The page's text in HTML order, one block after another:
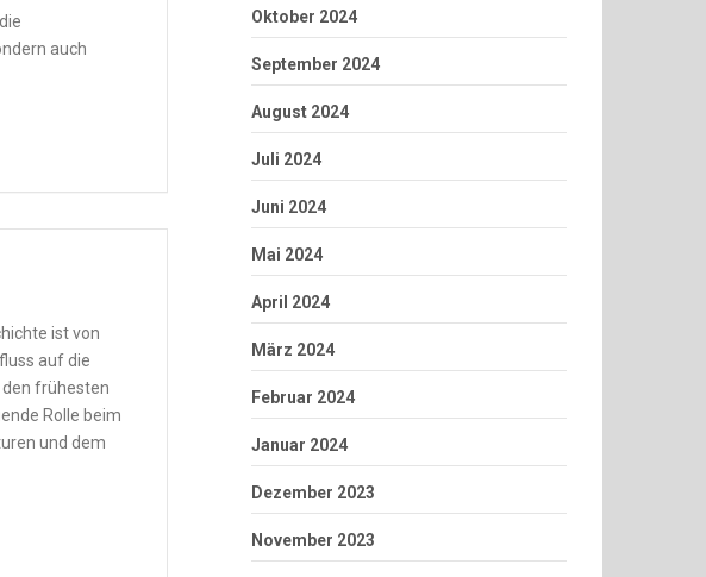
auch
ist von
auf die
den frühesten
Rolle beim
und dem
Oktober 2024
September 2024
August 2024
Juli 2024
Juni 2024
Mai 2024
April 2024
März 2024
Februar 2024
Januar 2024
Dezember 2023
November 2023